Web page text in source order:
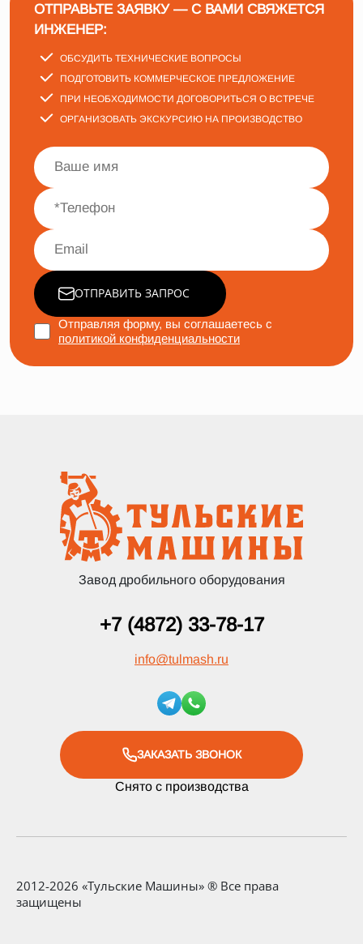
ОТПРАВЬТЕ ЗАЯВКУ — С ВАМИ СВЯЖЕТСЯ
ИНЖЕНЕР:
ОБСУДИТЬ ТЕХНИЧЕСКИЕ ВОПРОСЫ
ПОДГОТОВИТЬ КОММЕРЧЕСКОЕ ПРЕДЛОЖЕНИЕ
ПРИ НЕОБХОДИМОСТИ ДОГОВОРИТЬСЯ О ВСТРЕЧЕ
ОРГАНИЗОВАТЬ ЭКСКУРСИЮ НА ПРОИЗВОДСТВО
ОТПРАВИТЬ ЗАПРОС
Отправляя форму, вы соглашаетесь с
политикой конфиденциальности
Завод дробильного оборудования
+7 (4872) 33-78-17
info@tulmash.ru
ЗАКАЗАТЬ ЗВОНОК
Снято с производства
2012-2026 «Тульские Машины» ® Все права
защищены